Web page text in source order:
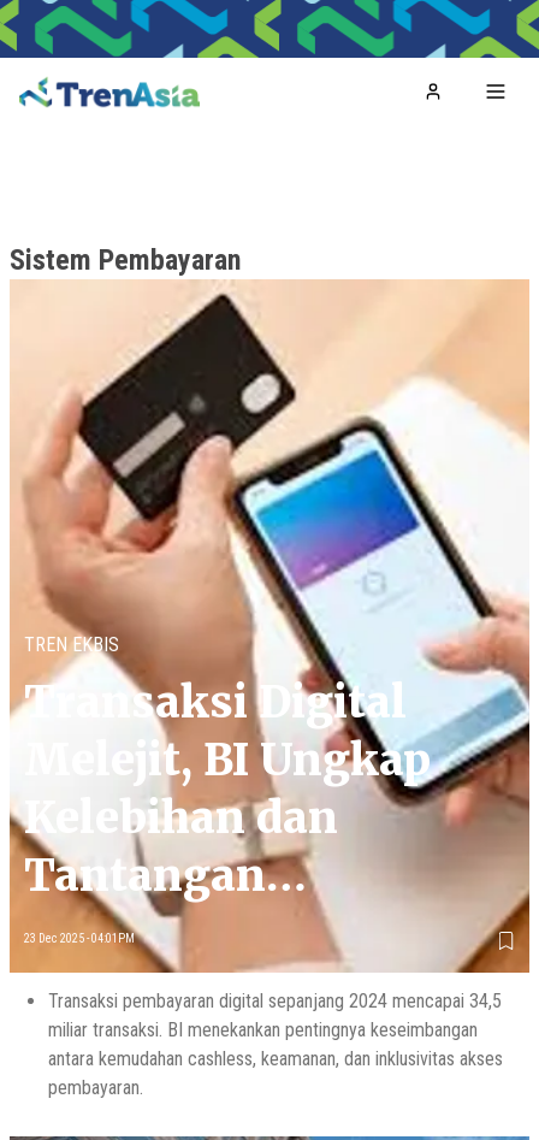
Home
Sistem Pembayaran
TREN EKBIS
Transaksi Digital
Melejit, BI Ungkap
Kelebihan dan
Tantangan
Pembayaran Cashless
23 Dec 2025 - 04:01PM
Transaksi pembayaran digital sepanjang 2024 mencapai 34,5
miliar transaksi. BI menekankan pentingnya keseimbangan
antara kemudahan cashless, keamanan, dan inklusivitas akses
pembayaran.